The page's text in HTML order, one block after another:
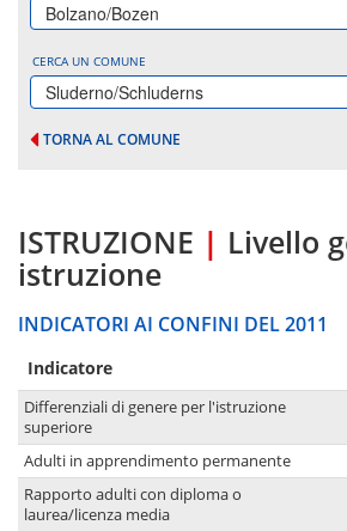
Bolzano/Bozen
CERCA UN COMUNE
Sluderno/Schluderns
TORNA AL COMUNE
ISTRUZIONE | Livello
istruzione
INDICATORI AI CONFINI DEL 2011
Indicatore
Differenziali di genere per l'istruzione
superiore
Adulti in apprendimento permanente
Rapporto adulti con diploma o
laurea/licenza media